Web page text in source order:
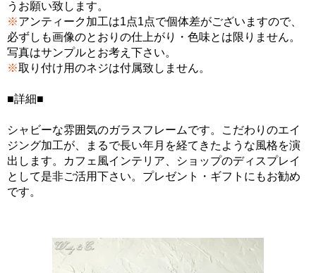
うお願い致します。
※アンティーク加工は1点1点で個体差がございますので、
必ずしも画像のとおりの仕上がり・色味とは限りません。
写真はサンプルとお考え下さい。
※取り付け用のネジは付属致しません。
■詳細■
シャビーな雰囲気のガラスフレームです。こだわりのエイ
ジング加工が、まるで長い年月を経てきたような風格を演
出します。カフェ風インテリア、ショップのディスプレイ
として是非ご活用下さい。プレゼント・ギフトにもお勧め
です。